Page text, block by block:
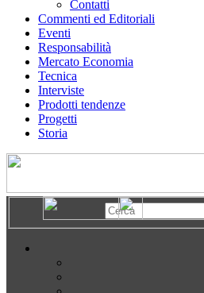
Contatti
Commenti ed Editoriali
Eventi
Responsabilità
Mercato Economia
Tecnica
Interviste
Prodotti tendenze
Progetti
Storia